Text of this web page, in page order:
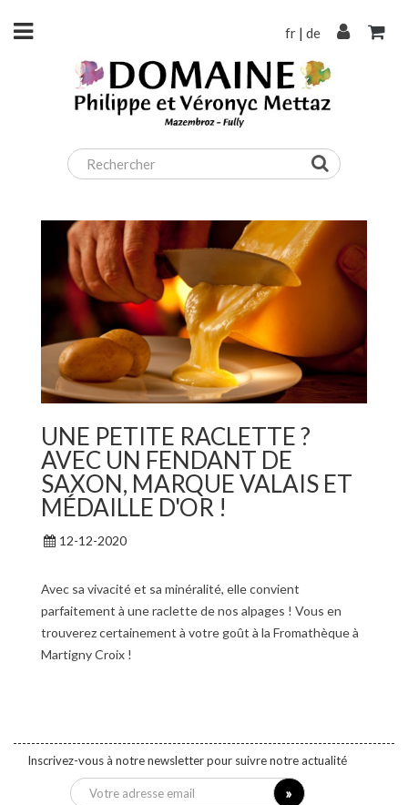
fr | de
UNE PETITE RACLETTE ?
AVEC UN FENDANT DE
SAXON, MARQUE VALAIS ET
MÉDAILLE D'OR !
12-12-2020
Avec sa vivacité et sa minéralité, elle convient
parfaitement à une raclette de nos alpages ! Vous en
trouverez certainement à votre goût à la Fromathèque à
Martigny Croix !
Inscrivez-vous à notre newsletter pour suivre notre actualité